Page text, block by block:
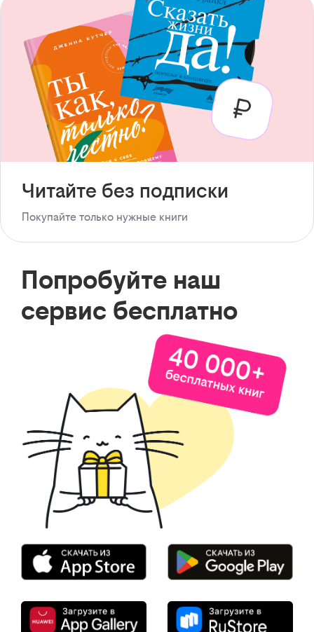
Читайте без подписки
Покупайте только нужные книги
Попробуйте наш
сервис бесплатно